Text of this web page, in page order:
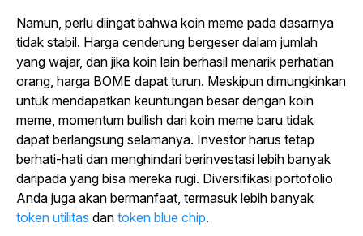
Namun, perlu diingat bahwa koin meme pada dasarnya
tidak stabil. Harga cenderung bergeser dalam jumlah
yang wajar, dan jika koin lain berhasil menarik perhatian
orang, harga BOME dapat turun. Meskipun dimungkinkan
untuk mendapatkan keuntungan besar dengan koin
meme, momentum bullish dari koin meme baru tidak
dapat berlangsung selamanya. Investor harus tetap
berhati-hati dan menghindari berinvestasi lebih banyak
daripada yang bisa mereka rugi. Diversifikasi portofolio
Anda juga akan bermanfaat, termasuk lebih banyak
token utilitas dan token blue chip.